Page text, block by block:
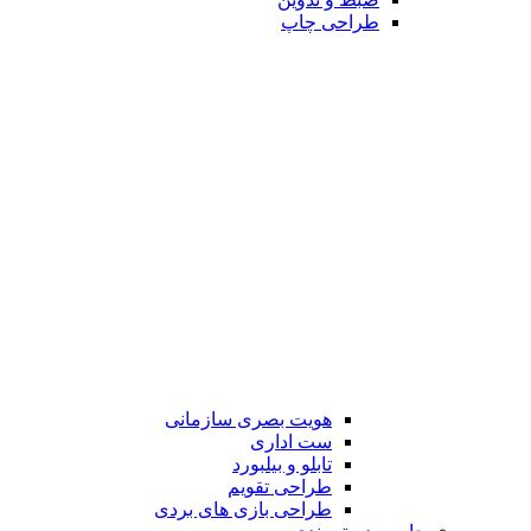
طراحی چاپ
هویت بصری سازمانی
ست اداری
تابلو و بیلبورد
طراحی تقویم
طراحی بازی های بردی